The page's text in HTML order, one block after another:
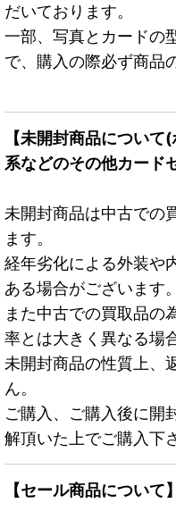
だいております。
一部、写真とカードの
で、購入の際必ず商品
【未開封商品につい
系などのその他カード
未開封商品は中古での
ます。
経年劣化による外装や
ある場合がございます。
また中古での買取品の
率とは大きく異なる場
未開封商品の性質上、
ん。
ご購入、ご購入後に開
解頂いた上でご購入下
【セール商品について】